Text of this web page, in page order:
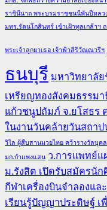
ราชินีนาถ พระบรมราชชนนีพันปีหล
มทร.รัตนโกสินทร์ เข้าเฝ้าทูลเกล้า
พระเจ้าลูกยาเธอ เจ้าฟ้าสิริวัณณวรีฯ
ธนบุรี มหาวิทยาลั
เหรียญทองสังคมธรรม
แก้วชนูปถัมภ์ จ.ยโสธร
ในงานวันคล้ายวันสถาป
วิไล ผู้สืบสานมวยไทย คว้ารางวัลบุค
มก.กำแพงแสน ว.การแพทย์
ม.รังสิต เปิดรับสมัครนั
กีฬาเครื่องบินจำลองแล
เรียนรู้ปัญญาประดิษฐ์